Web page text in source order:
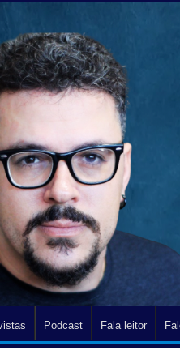
Podcast Fala leitor